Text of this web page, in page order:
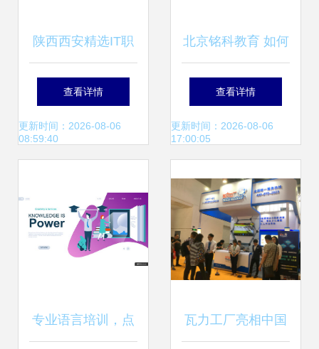
陕西西安精选IT职
业培训机构前十名
单榜首一览及教育
查看详情
更新时间：2026-08-06
08:59:40
北京铭科教育 如何
正确寻求心理咨询
与教育咨询服务
查看详情
更新时间：2026-08-06
17:00:05
专业语言培训，点 瓦力工厂亮相中国